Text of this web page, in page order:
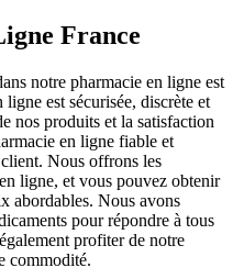
France
notre pharmacie en ligne est
est sécurisée, discrète et
nos produits et la satisfaction
en ligne fiable et
Nous offrons les
ligne, et vous pouvez obtenir
abordables. Nous avons
pour répondre à tous
profiter de notre
commodité.